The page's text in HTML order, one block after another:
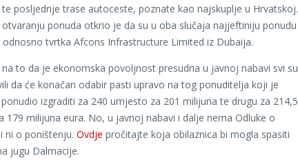
posljednje trase autoceste, poznate kao najskuplje u Hrvatskoj.
otvaranju ponuda otkrio je da su u oba slučaja najjeftiniju ponudu
odnosno tvrtka Afcons Infrastructure Limited iz Dubaija.
to da je ekonomska povoljnost presudna u javnoj nabavi svi su
da će konačan odabir pasti upravo na tog ponuditelja koji je
izgraditi za 240 umjesto za 201 milijuna te drugu za 214,5
179 milijuna eura. No, u javnoj nabavi i dalje nema Odluke o
ni o poništenju. Ovdje pročitajte koja obilaznica bi mogla spasiti
jugu Dalmacije.